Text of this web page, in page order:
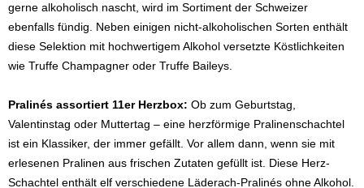
gerne alkoholisch nascht, wird im Sortiment der Schweizer
ebenfalls fündig. Neben einigen nicht-alkoholischen Sorten enthält
diese Selektion mit hochwertigem Alkohol versetzte Köstlichkeiten
wie Truffe Champagner oder Truffe Baileys.
Pralinés assortiert 11er Herzbox: Ob zum Geburtstag,
Valentinstag oder Muttertag – eine herzförmige Pralinenschachtel
ist ein Klassiker, der immer gefällt. Vor allem dann, wenn sie mit
erlesenen Pralinen aus frischen Zutaten gefüllt ist. Diese Herz-
Schachtel enthält elf verschiedene Läderach-Pralinés ohne Alkohol.